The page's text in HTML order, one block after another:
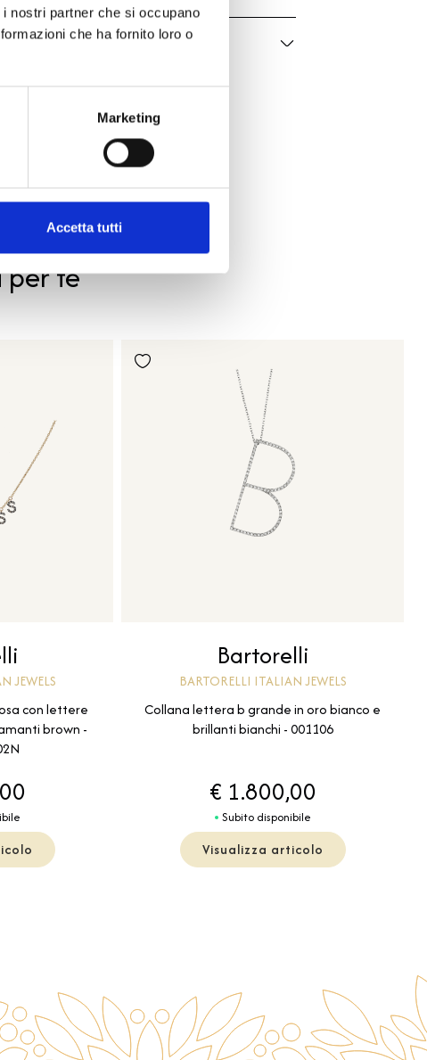
nostri partner che si occupano
che ha fornito loro o
Marketing
Accetta tutti
per te
JEWELS
con lettere
brown -
Bartorelli
BARTORELLI ITALIAN JEWELS
Collana lettera b grande in oro bianco e
brillanti bianchi - 001106
€ 1.800,00
Subito disponibile
Visualizza articolo